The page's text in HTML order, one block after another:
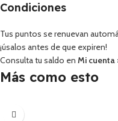
Condiciones
Tus puntos se renuevan
¡úsalos antes de que expiren!
Consulta tu saldo en Mi cuenta
Más como esto